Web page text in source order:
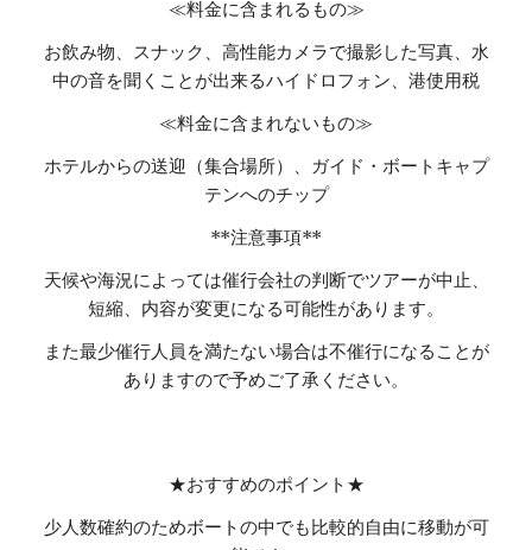
≪料金に含まれるもの≫
お飲み物、スナック、高性能カメラで撮影した写真、水
中の音を聞くことが出来るハイドロフォン、港使用税
≪料金に含まれないもの≫
ホテルからの送迎（集合場所）、ガイド・ボートキャプ
テンへのチップ
**注意事項**
天候や海況によっては催行会社の判断でツアーが中止、
短縮、内容が変更になる可能性があります。
また最少催行人員を満たない場合は不催行になることが
ありますので予めご了承ください。
★おすすめのポイント★
少人数確約のためボートの中でも比較的自由に移動が可